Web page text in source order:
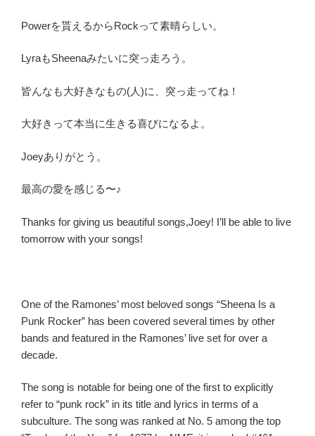
Powerを貰えるからRockって素晴らしい。
LyraもSheenaみたいに突っ走ろう。
皆んなも大好きなもの(人)に、突っ走ってね！
大好きって本当に生きる喜びになるよ。
Joeyありがとう。
最高の愛を感じる〜♪
Thanks for giving us beautiful songs,Joey! I’ll be able to live
tomorrow with your songs!
One of the Ramones’ most beloved songs “Sheena Is a
Punk Rocker” has been covered several times by other
bands and featured in the Ramones’ live set for over a
decade.
The song is notable for being one of the first to explicitly
refer to “punk rock” in its title and lyrics in terms of a
subculture. The song was ranked at No. 5 among the top